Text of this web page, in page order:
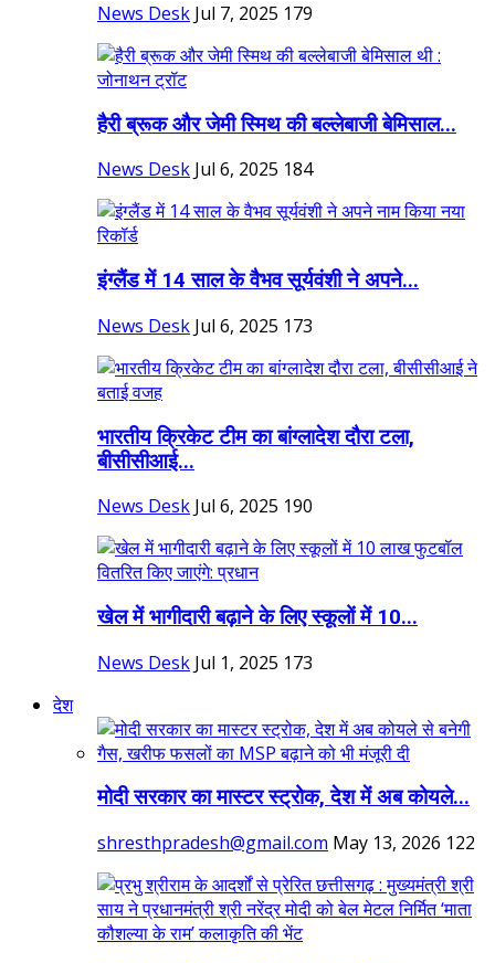
News Desk Jul 7, 2025 179
हैरी ब्रूक और जेमी स्मिथ की बल्लेबाजी बेमिसाल...
News Desk Jul 6, 2025 184
इंग्लैंड में 14 साल के वैभव सूर्यवंशी ने अपने...
News Desk Jul 6, 2025 173
भारतीय क्रिकेट टीम का बांग्लादेश दौरा टला,
बीसीसीआई...
News Desk Jul 6, 2025 190
खेल में भागीदारी बढ़ाने के लिए स्कूलों में 10...
News Desk Jul 1, 2025 173
देश
मोदी सरकार का मास्टर स्ट्रोक, देश में अब कोयले...
shresthpradesh@gmail.com May 13, 2026 122